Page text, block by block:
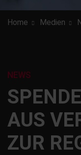
Home Medien
AUS
ZUR
NEWS